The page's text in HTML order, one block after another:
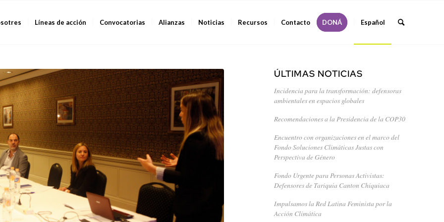
Líneas de acción Convocatorias Alianzas Noticias Recursos Contacto DONÁ Español
ÚLTIMAS NOTICIAS
Incidencia para la transformación: defensoras
ambientales en espacios globales
Recomendaciones a la Presidencia de la COP30
Encuentro con organizaciones en el marco del
Fondo Soluciones Climáticas Justas con
Perspectiva de Género
Fondo Urgente para Personas Activistas:
Defensores de Tariquia Canton Chiquiaca
Impulsamos la Red Latina Feminista por la
Acción Climática